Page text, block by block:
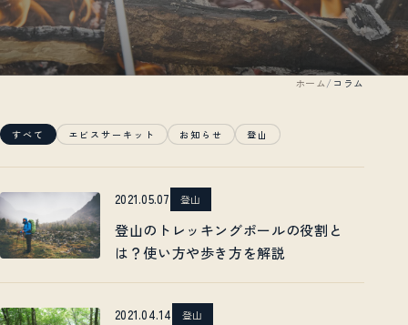
ホーム コラム
すべて エビスサーキット お知らせ 登山
2021.05.07 登山
登山のトレッキングポールの役割と
は？使い方や歩き方を解説
2021.04.14 登山